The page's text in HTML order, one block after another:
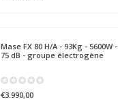
MaseFX 80 H/A - 93Kg - 5600W -
75 dB - groupe électrogène
€3.990,00